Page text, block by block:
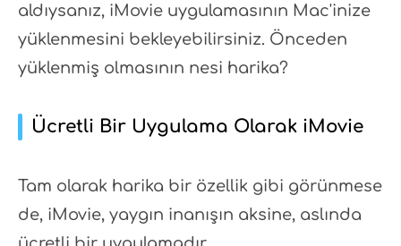
aldıysanız, iMovie uygulamasının Mac'inize
yüklenmesini bekleyebilirsiniz. Önceden
yüklenmiş olmasının nesi harika?
Ücretli Bir Uygulama Olarak iMovie
Tam olarak harika bir özellik gibi görünmese
de, iMovie, yaygın inanışın aksine, aslında